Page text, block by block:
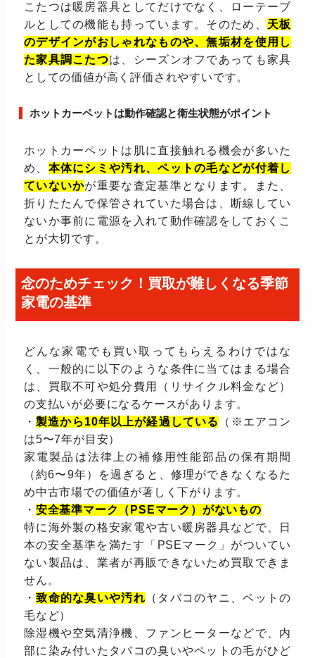
こたつは暖房器具としてだけでなく、ローテーブ
ルとしての機能も持っています。そのため、 天板
のデザインがおしゃれなものや、無垢材を使用し
た家具調こたつは、シーズンオフであっても家具
としての価値が高く評価されやすいです。
ホットカーペットは動作確認と衛生状態がポイント
ホットカーペットは肌に直接触れる機会が多いた
め、 本体にシミや汚れ、ペットの毛などが付着し
ていないかが重要な査定基準となります。また、
折りたたんで保管されていた場合は、断線してい
ないか事前に電源を入れて動作確認をしておくこ
とが大切です。
念のためチェック！買取が難しくなる季節
家電の基準
どんな家電でも買い取ってもらえるわけではな
く、一般的に以下のような条件に当てはまる場合
は、買取不可や処分費用（リサイクル料金など）
の支払いが必要になるケースがあります。
・製造から10年以上が経過している
（※エアコン
は5〜7年が目安）
家電製品は法律上の補修用性能部品の保有期間
（約6〜9年）を過ぎると、修理ができなくなるた
め中古市場での価値が著しく下がります。
・ 安全基準マーク（PSEマーク）がないもの
特に海外製の格安家電や古い暖房器具などで、日
本の安全基準を満たす「PSEマーク」がついてい
ない製品は、業者が再販できないため買取できま
せん。
・致命的な臭いや汚れ （タバコのヤニ、ペットの
毛など）
除湿機や空気清浄機、ファンヒーターなどで、内
部に染み付いたタバコの臭いやペットの毛がひど